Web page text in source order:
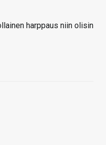
harppaus niin olisin